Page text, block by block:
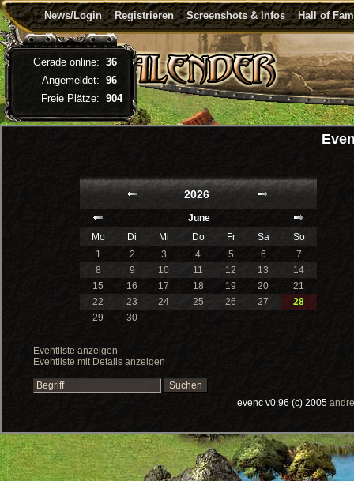
News/Login Registrieren Screenshots & Infos Hall of
2026
June
Mo
Di Mi Do Fr Sa
So
1
2 3 4 5 6
7
8
9 10 11 12 13
14
15
16 17 18 19 20
21
22
23 24 25 26 27
28
29
30
Eventliste anzeigen
Eventliste mit Details anzeigen
evenc v0.96 (c) 2005
Gerade online: 36
Angemeldet: 96
Freie Plätze: 904